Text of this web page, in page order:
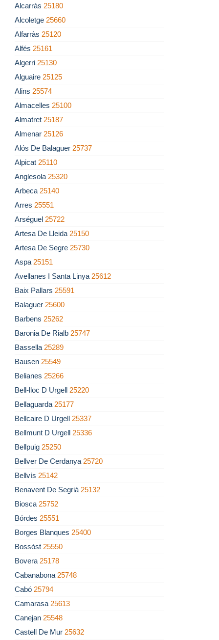
Alcarràs 25180
Alcoletge 25660
Alfarràs 25120
Alfés 25161
Algerri 25130
Alguaire 25125
Alins 25574
Almacelles 25100
Almatret 25187
Almenar 25126
Alós De Balaguer 25737
Alpicat 25110
Anglesola 25320
Arbeca 25140
Arres 25551
Arséguel 25722
Artesa De Lleida 25150
Artesa De Segre 25730
Aspa 25151
Avellanes I Santa Linya 25612
Baix Pallars 25591
Balaguer 25600
Barbens 25262
Baronia De Rialb 25747
Bassella 25289
Bausen 25549
Belianes 25266
Bell-lloc D Urgell 25220
Bellaguarda 25177
Bellcaire D Urgell 25337
Bellmunt D Urgell 25336
Bellpuig 25250
Bellver De Cerdanya 25720
Bellvís 25142
Benavent De Segrià 25132
Biosca 25752
Bórdes 25551
Borges Blanques 25400
Bossóst 25550
Bovera 25178
Cabanabona 25748
Cabó 25794
Camarasa 25613
Canejan 25548
Castell De Mur 25632